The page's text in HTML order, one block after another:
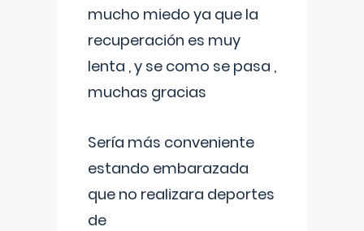
mucho miedo ya que la
recuperación es muy
lenta , y se como se pasa ,
muchas gracias
Sería más conveniente
estando embarazada
que no realizara deportes
de